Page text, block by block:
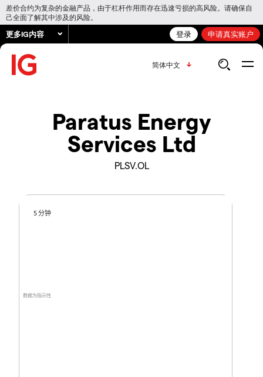
差价合约为复杂的金融产品，由于杠杆作用而存在迅速亏损的高风险。请确保自
己全面了解其中涉及的风险。
更多IG内容 登录 申请真实账户
简体中文
Paratus Energy
Services Ltd
PLSV.OL
数据为指示性
5 分钟